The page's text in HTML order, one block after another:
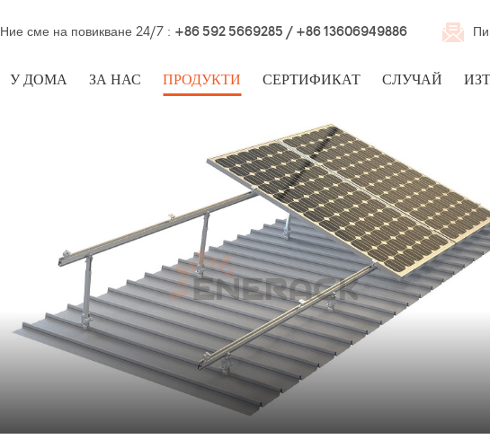
Ние сме на повикване 24/7 : +86 592 5669285 / +86 13606949886
У ДОМА ЗА НАС ПРОДУКТИ СЕРТИФИКАТ СЛУЧАЙ